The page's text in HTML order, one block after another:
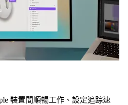
裝置間順暢工作、設定追踪速